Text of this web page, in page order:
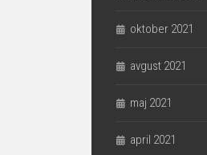
oktober 2021
avgust 2021
maj 2021
april 2021